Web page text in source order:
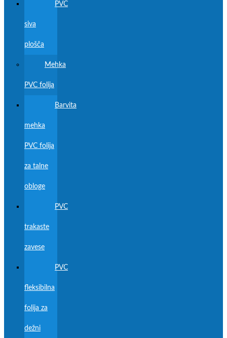
PVC
siva
plošča
Mehka
PVC folija
Barvita
mehka
PVC folija
za talne
obloge
PVC
trakaste
zavese
PVC
fleksibilna
folija za
dežni